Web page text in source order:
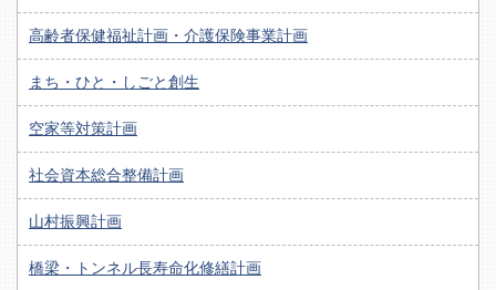
高齢者保健福祉計画・介護保険事業計画
まち・ひと・しごと創生
空家等対策計画
社会資本総合整備計画
山村振興計画
橋梁・トンネル長寿命化修繕計画